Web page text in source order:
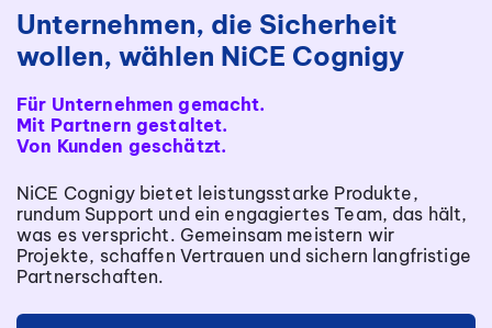
Unternehmen, die Sicherheit
wollen, wählen NiCE Cognigy
Für Unternehmen gemacht.
Mit Partnern gestaltet.
Von Kunden geschätzt.
NiCE Cognigy bietet leistungsstarke Produkte,
rundum Support und ein engagiertes Team, das hält,
was es verspricht. Gemeinsam meistern wir
Projekte, schaffen Vertrauen und sichern langfristige
Partnerschaften.